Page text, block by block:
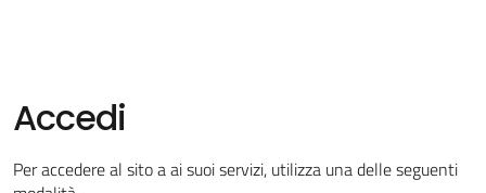
Vivere
l'Unione
Accedi
Per accedere al sito a ai suoi servizi, utilizza una delle seguenti